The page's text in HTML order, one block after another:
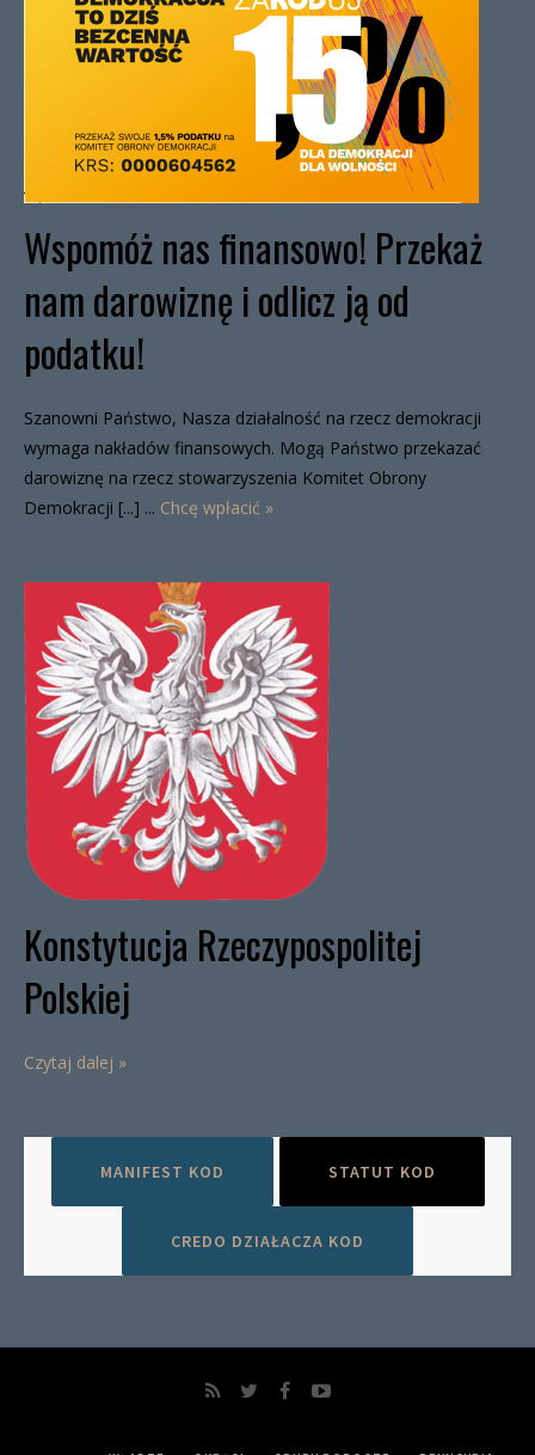
Wspomóż nas finansowo! Przekaż
nam darowiznę i odlicz ją od
podatku!
Szanowni Państwo, Nasza działalność na rzecz demokracji
wymaga nakładów finansowych. Mogą Państwo przekazać
darowiznę na rzecz stowarzyszenia Komitet Obrony
Demokracji [...] ... Chcę wpłacić »
Konstytucja Rzeczypospolitej
Polskiej
Czytaj dalej »
MANIFEST KOD STATUT KOD
CREDO DZIAŁACZA KOD